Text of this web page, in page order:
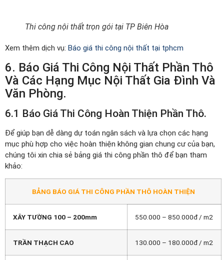
Thi công nội thất trọn gói tại TP Biên Hòa
Xem thêm dịch vụ: Báo giá thi công nội thất tại tphcm
6. Báo Giá Thi Công Nội Thất Phần Thô
Và Các Hạng Mục Nội Thất Gia Đình Và
Văn Phòng.
6.1 Báo Giá Thi Công Hoàn Thiện Phần Thô.
Để giúp bạn dễ dàng dự toán ngân sách và lựa chọn các hạng
mục phù hợp cho việc hoàn thiện không gian chung cư của bạn,
chúng tôi xin chia sẻ bảng giá thi công phần thô để bạn tham
khảo:
BẢNG BÁO GIÁ THI CÔNG PHẦN THÔ HOÀN THIỆN
XÂY TƯỜNG 100 – 200mm 550.000 – 850.000đ / m2
TRẦN THẠCH CAO 130.000 – 180.000đ / m2